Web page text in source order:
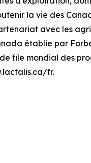
la vie des
avec les
établie par
file mondial des
fr.